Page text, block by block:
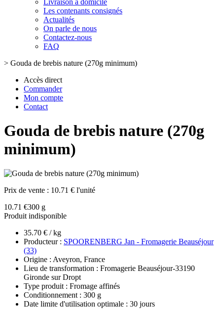
Livraison à domicile
Les contenants consignés
Actualités
On parle de nous
Contactez-nous
FAQ
> Gouda de brebis nature (270g minimum)
Accès direct
Commander
Mon compte
Contact
Gouda de brebis nature (270g
minimum)
Prix de vente : 10.71 € l'unité
10.71 €300 g
Produit indisponible
35.70 € / kg
Producteur : SPOORENBERG Jan - Fromagerie Beauséjour
(33)
Origine : Aveyron, France
Lieu de transformation : Fromagerie Beauséjour-33190
Gironde sur Dropt
Type produit : Fromage affinés
Conditionnement : 300 g
Date limite d'utilisation optimale : 30 jours